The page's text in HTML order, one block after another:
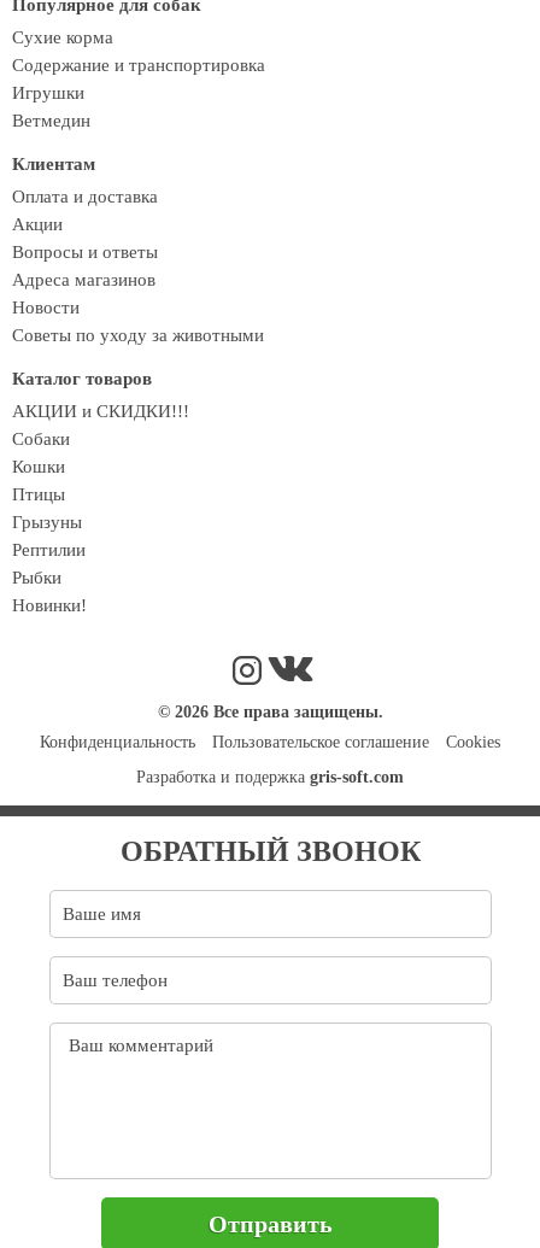
Популярное для собак
Сухие корма
Содержание и транспортировка
Игрушки
Ветмедин
Клиентам
Оплата и доставка
Акции
Вопросы и ответы
Адреса магазинов
Новости
Советы по уходу за животными
Каталог товаров
АКЦИИ и СКИДКИ!!!
Собаки
Кошки
Птицы
Грызуны
Рептилии
Рыбки
Новинки!
© 2026 Все права защищены.
Конфиденциальность
Пользовательское соглашение
Cookies
Разработка и подержка gris-soft.com
ОБРАТНЫЙ ЗВОНОК
Отправить